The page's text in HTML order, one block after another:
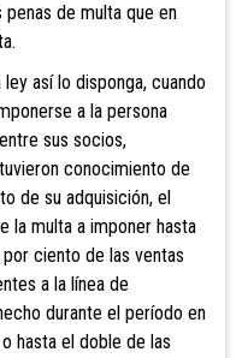
penas de multa que en
así lo disponga, cuando
a la persona
sus socios,
conocimiento de
de su adquisición, el
la multa a imponer hasta
ciento de las ventas
a la línea de
durante el período en
hasta el doble de las